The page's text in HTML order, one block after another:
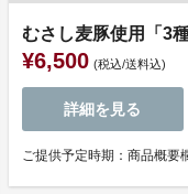
むさし麦豚使用「3
¥6,500 (税込/送料込)
詳細を見る
ご提供予定時期：商品概要